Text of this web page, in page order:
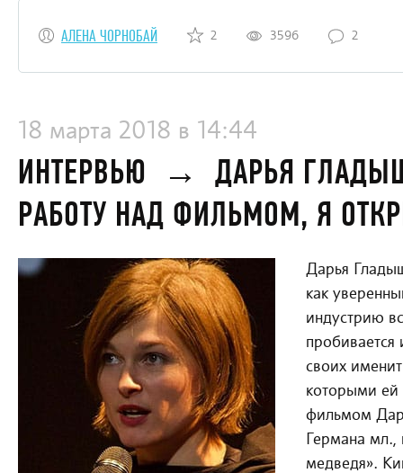
АЛЕНА ЧОРНОБАЙ 2 3596 2
18 марта 2018 в 14:44
ИНТЕРВЬЮ → ДАРЬЯ
РАБОТУ НАД ФИЛЬМОМ, Я
Дарья
как
индустрию
пробивается
своих
которыми ей
фильмом
Германа
медведя».